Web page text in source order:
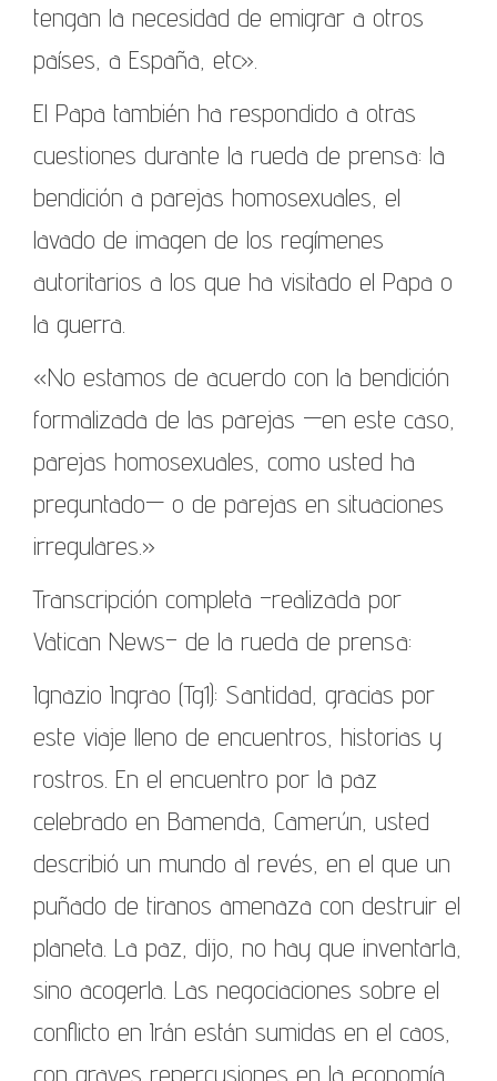
tengan la necesidad de emigrar a otros
países, a España, etc».
El Papa también ha respondido a otras
cuestiones durante la rueda de prensa: la
bendición a parejas homosexuales, el
lavado de imagen de los regímenes
autoritarios a los que ha visitado el Papa o
la guerra.
«No estamos de acuerdo con la bendición
formalizada de las parejas —en este caso,
parejas homosexuales, como usted ha
preguntado— o de parejas en situaciones
irregulares.»
Transcripción completa –realizada por
Vatican News– de la rueda de prensa:
Ignazio Ingrao (Tg1): Santidad, gracias por
este viaje lleno de encuentros, historias y
rostros. En el encuentro por la paz
celebrado en Bamenda, Camerún, usted
describió un mundo al revés, en el que un
puñado de tiranos amenaza con destruir el
planeta. La paz, dijo, no hay que inventarla,
sino acogerla. Las negociaciones sobre el
conflicto en Irán están sumidas en el caos,
con graves repercusiones en la economía